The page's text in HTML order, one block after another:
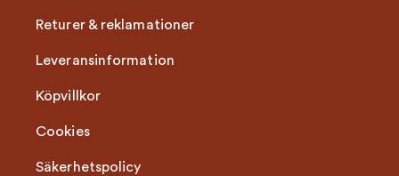
Returer & reklamationer
Leveransinformation
Köpvillkor
Cookies
Säkerhetspolicy